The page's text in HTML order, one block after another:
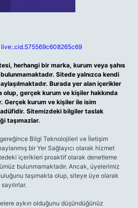
herhangi bir marka, kurum veya şahıs
Sitede yalnızca kendi
Burada yer alan içerikler
olup, gerçek kurum ve kişiler hakkında
Gerçek kurum ve kişiler ile isim
Sitemizdeki bilgiler taslak
taşımazlar.
Bilgi Teknolojileri ve İletişim
bir Yer Sağlayıcı olarak hizmet
içerikleri proaktif olarak denetleme
bulunmamaktadır. Ancak, üyelerimiz
taşımakta olup, siteye üye olarak
aykırı olduğunu düşündüğünüz